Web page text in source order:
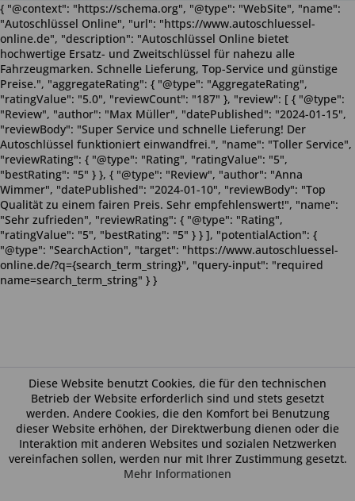
Diese Website benutzt Cookies, die für den technischen
Betrieb der Website erforderlich sind und stets gesetzt
werden. Andere Cookies, die den Komfort bei Benutzung
dieser Website erhöhen, der Direktwerbung dienen oder die
Interaktion mit anderen Websites und sozialen Netzwerken
vereinfachen sollen, werden nur mit Ihrer Zustimmung gesetzt.
Mehr Informationen
{ "@context": "https://schema.org", "@type": "WebSite", "name":
"Autoschlüssel Online", "url": "https://www.autoschluessel-
online.de", "description": "Autoschlüssel Online bietet
hochwertige Ersatz- und Zweitschlüssel für nahezu alle
Fahrzeugmarken. Schnelle Lieferung, Top-Service und günstige
Preise.", "aggregateRating": { "@type": "AggregateRating",
"ratingValue": "5.0", "reviewCount": "187" }, "review": [ { "@type":
"Review", "author": "Max Müller", "datePublished": "2024-01-15",
"reviewBody": "Super Service und schnelle Lieferung! Der
Autoschlüssel funktioniert einwandfrei.", "name": "Toller Service",
"reviewRating": { "@type": "Rating", "ratingValue": "5",
"bestRating": "5" } }, { "@type": "Review", "author": "Anna
Wimmer", "datePublished": "2024-01-10", "reviewBody": "Top
Qualität zu einem fairen Preis. Sehr empfehlenswert!", "name":
"Sehr zufrieden", "reviewRating": { "@type": "Rating",
"ratingValue": "5", "bestRating": "5" } } ], "potentialAction": {
"@type": "SearchAction", "target": "https://www.autoschluessel-
online.de/?q={search_term_string}", "query-input": "required
name=search_term_string" } }